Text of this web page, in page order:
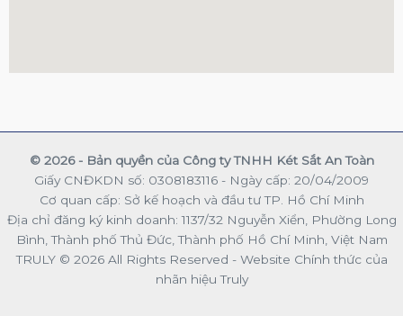
© 2026 - Bản quyền của Công ty TNHH Két Sắt An Toàn
Giấy CNĐKDN số: 0308183116 - Ngày cấp: 20/04/2009
Cơ quan cấp: Sở kế hoạch và đầu tư TP. Hồ Chí Minh
Địa chỉ đăng ký kinh doanh: 1137/32 Nguyễn Xiển, Phường Long
Bình, Thành phố Thủ Đức, Thành phố Hồ Chí Minh, Việt Nam
TRULY © 2026 All Rights Reserved - Website Chính thức của
nhãn hiệu Truly